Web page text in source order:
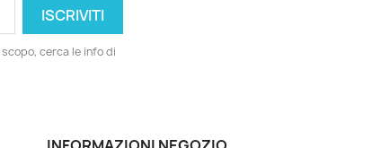
cerca le info di